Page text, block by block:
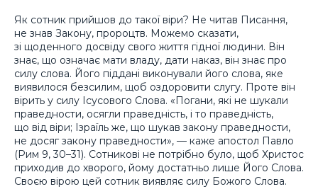
Як сотник прийшов до такої віри? Не читав Писання,
не знав Закону, пророцтв. Можемо сказати,
зі щоденного досвіду свого життя гідної людини. Він
знає, що означає мати владу, дати наказ, він знає про
силу слова. Його піддані виконували його слова, яке
виявилося безсилим, щоб оздоровити слугу. Проте він
вірить у силу Ісусового Слова. «Погани, які не шукали
праведности, осягли праведність, і то праведність,
що від віри; Ізраїль же, що шукав закону праведности,
не досяг закону праведности», — каже апостол Павло
(Рим 9, 30–31). Сотникові не потрібно було, щоб Христос
приходив до хворого, йому достатньо лише Його Слова.
Своєю вірою цей сотник виявляє силу Божого Слова.